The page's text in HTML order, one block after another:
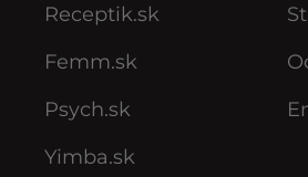
Receptik.sk
Femm.sk
Psych.sk
Yimba.sk